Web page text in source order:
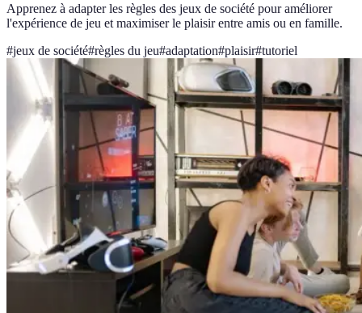
Apprenez à adapter les règles des jeux de société pour améliorer
l'expérience de jeu et maximiser le plaisir entre amis ou en famille.
#jeux de société#règles du jeu#adaptation#plaisir#tutoriel